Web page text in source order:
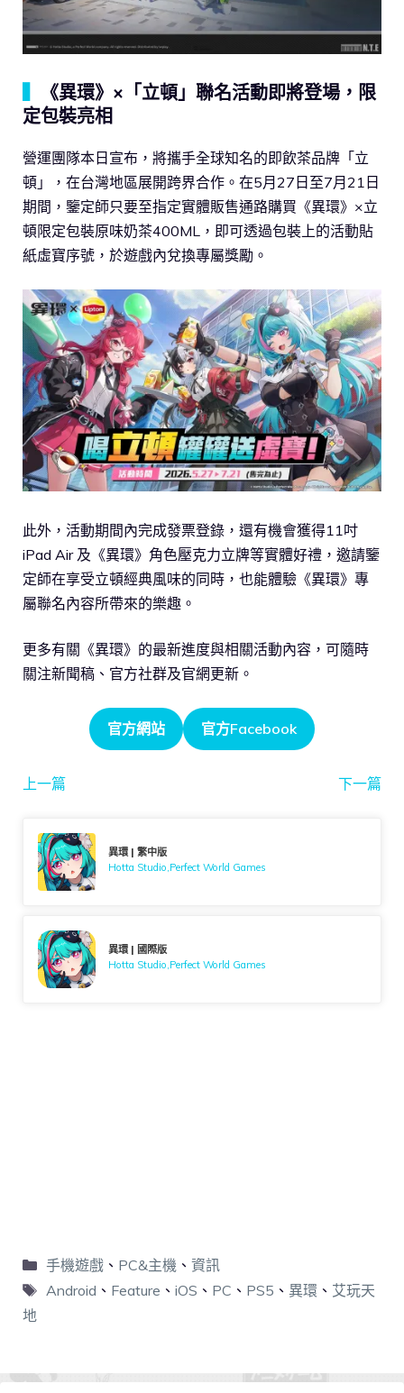
《異環》×「立頓」聯名活動即將登場，限
定包裝亮相
營運團隊本日宣布，將攜手全球知名的即飲茶品牌「立
頓」，在台灣地區展開跨界合作。在5月27日至7月21日
期間，鑒定師只要至指定實體販售通路購買《異環》×立
頓限定包裝原味奶茶400ML，即可透過包裝上的活動貼
紙虛寶序號，於遊戲內兌換專屬獎勵。
此外，活動期間內完成發票登錄，還有機會獲得11吋
iPad Air 及《異環》角色壓克力立牌等實體好禮，邀請鑒
定師在享受立頓經典風味的同時，也能體驗《異環》專
屬聯名內容所帶來的樂趣。
更多有關《異環》的最新進度與相關活動內容，可隨時
關注新聞稿、官方社群及官網更新。
官方網站 官方Facebook
上一篇 下一篇
異環 | 繁中版
Hotta Studio,Perfect World Games
異環 | 國際版
Hotta Studio,Perfect World Games
手機遊戲、 PC&主機 、 資訊
Android 、 Feature 、 iOS 、 PC 、 PS5 、 異環、 艾玩天
地